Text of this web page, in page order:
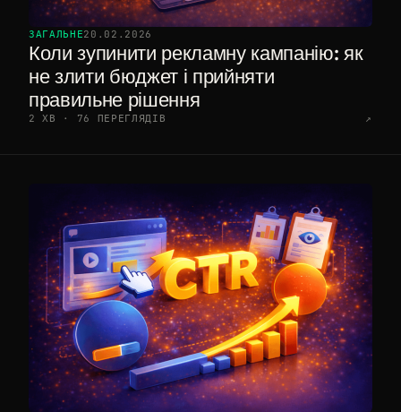
ЗАГАЛЬНЕ20.02.2026
Коли зупинити рекламну кампанію: як
не злити бюджет і прийняти
правильне рішення
2 ХВ · 76 ПЕРЕГЛЯДІВ ↗